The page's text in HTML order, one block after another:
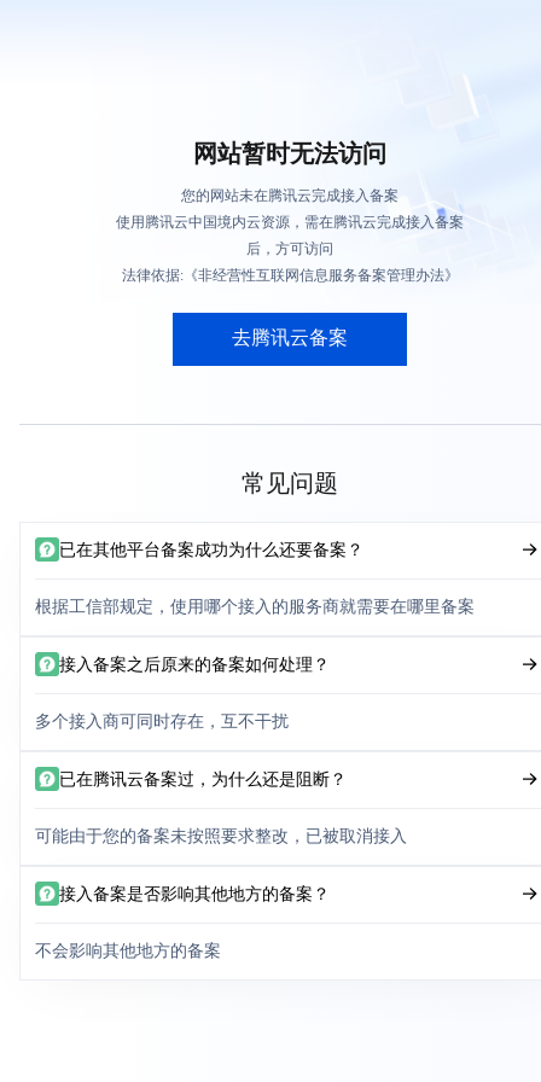
网站暂时无法访问
您的网站未在腾讯云完成接入备案
使用腾讯云中国境内云资源，需在腾讯云完成接入备案
后，方可访问
法律依据:《非经营性互联网信息服务备案管理办法》
去腾讯云备案
常见问题
已在其他平台备案成功为什么还要备案？
根据工信部规定，使用哪个接入的服务商就需要在哪里备案
接入备案之后原来的备案如何处理？
多个接入商可同时存在，互不干扰
已在腾讯云备案过，为什么还是阻断？
可能由于您的备案未按照要求整改，已被取消接入
接入备案是否影响其他地方的备案？
不会影响其他地方的备案